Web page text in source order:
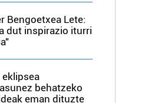
Bengoetxea Lete:
dut inspirazio iturri
eklipsea
behatzeko
eman dituzte